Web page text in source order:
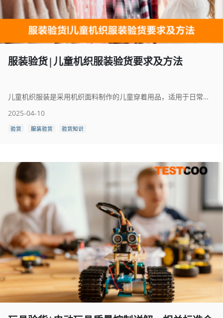
服装验货|儿童机织服装验货要求及方法
儿童机织服装是采用机织面料制作的儿童穿着用品，适用于日常生活、学习、外出等多种场合。机织面料由经纬线交织而成，具有质地紧密、挺括有型、耐磨耐洗的特点，广泛应用于衬衫、外套、裤子、连衣裙等多种服饰。儿童机织服装在设计上注重舒适性与安全性，选用柔软、透气、无刺激的环保面料，确保贴身穿着时对皮肤无伤害。剪裁工艺精细，符合儿童活动量大的特点，便于穿脱且不影响日常活动。同时，款式设计多样、色彩丰富，结合卡通元素、印花图案等，深受小朋友喜爱。部分产品还具备防晒、防泼水等实用功能，增强户外穿着的实用性。儿童机织服装兼具实用性与美观性，是孩子日常穿搭中不可或缺的重要组成部分。
2025-04-10
验货 服装验货 验货知识